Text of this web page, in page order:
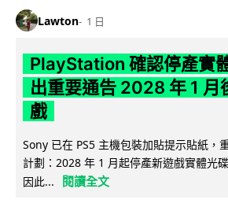
Lawton 1 日
PlayStation 確認停產實
出重要通告 2028 年 1 月
戲
Sony 已在 PS5 主機包裝加貼提示貼紙，
計劃：2028 年 1 月起停產新遊戲實體光
因此...
閱讀全文